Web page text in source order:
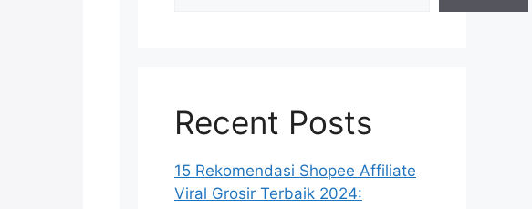
Recent Posts
15 Rekomendasi Shopee Affiliate
Viral Grosir Terbaik 2024: